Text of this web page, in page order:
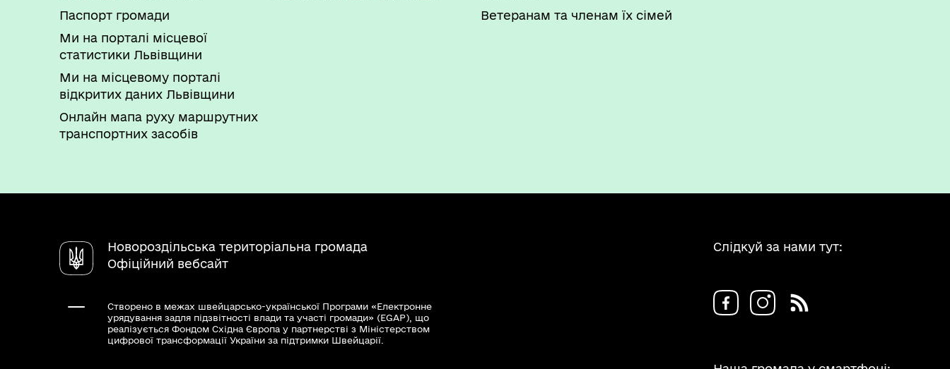
Паспорт громади
Ми на порталі місцевої
статистики Львівщини
Ми на місцевому порталі
відкритих даних Львівщини
Онлайн мапа руху маршрутних
транспортних засобів
Ветеранам та членам їх сімей
Новороздільська територіальна громада
Офіційний вебсайт
Створено в межах швейцарсько-української Програми «Електронне
урядування задля підзвітності влади та участі громади» (EGAP), що
реалізується Фондом Східна Європа у партнерстві з Міністерством
цифрової трансформації України за підтримки Швейцарії.
Слідкуй за нами тут: